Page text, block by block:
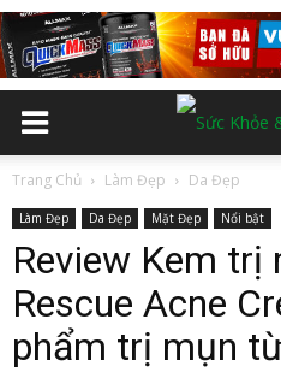
Trang Chủ Làm Đẹp Da Đẹp
Làm Đẹp Da Đẹp Mặt Đẹp Nổi bật
Review Kem trị
Rescue Acne
phẩm trị mụn